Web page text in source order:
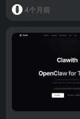
4个月前